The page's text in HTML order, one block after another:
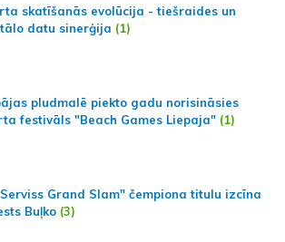
skatīšanās evolūcija - tiešraides un
datu sinerģija (1)
pludmalē piekto gadu norisināsies
festivāls "Beach Games Liepaja" (1)
Grand Slam" čempiona titulu izcīna
Buļko (3)